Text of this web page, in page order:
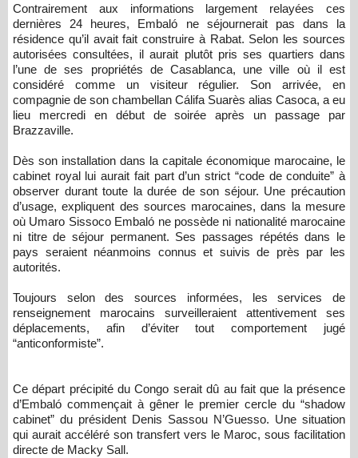
Contrairement aux informations largement relayées ces
dernières 24 heures, Embaló ne séjournerait pas dans la
résidence qu’il avait fait construire à Rabat. Selon les sources
autorisées consultées, il aurait plutôt pris ses quartiers dans
l’une de ses propriétés de Casablanca, une ville où il est
considéré comme un visiteur régulier. Son arrivée, en
compagnie de son chambellan Cálifa Suarès alias Casoca, a eu
lieu mercredi en début de soirée après un passage par
Brazzaville.
Dès son installation dans la capitale économique marocaine, le
cabinet royal lui aurait fait part d’un strict “code de conduite” à
observer durant toute la durée de son séjour. Une précaution
d’usage, expliquent des sources marocaines, dans la mesure
où Umaro Sissoco Embaló ne possède ni nationalité marocaine
ni titre de séjour permanent. Ses passages répétés dans le
pays seraient néanmoins connus et suivis de près par les
autorités.
Toujours selon des sources informées, les services de
renseignement marocains surveilleraient attentivement ses
déplacements, afin d’éviter tout comportement jugé
“anticonformiste”.
Ce départ précipité du Congo serait dû au fait que la présence
d’Embaló commençait à gêner le premier cercle du “shadow
cabinet” du président Denis Sassou N’Guesso. Une situation
qui aurait accéléré son transfert vers le Maroc, sous facilitation
directe de Macky Sall.